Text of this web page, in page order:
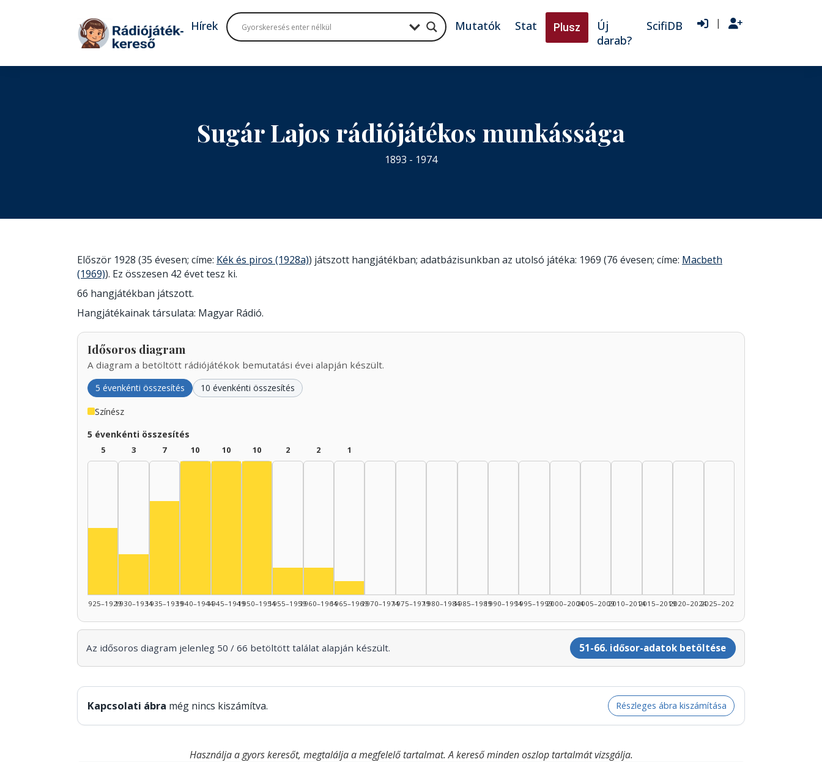
Tovább a tartalomhoz
Hírek Mutatók Stat Plusz
Új
darab?
ScifiDB |
Sugár Lajos rádiójátékos munkássága
1893 - 1974
Először 1928 (35 évesen; címe: Kék és piros (1928a)) játszott hangjátékban; adatbázisunkban az utolsó játéka: 1969 (76 évesen; címe: Macbeth
(1969)). Ez összesen 42 évet tesz ki.
66 hangjátékban játszott.
Hangjátékainak társulata: Magyar Rádió.
Idősoros diagram
A diagram a betöltött rádiójátékok bemutatási évei alapján készült.
5 évenkénti összesítés 10 évenkénti összesítés
Színész
5 évenkénti összesítés
5
1925–1929
3
1930–1934
7
1935–1939
10
1940–1944
10
1945–1949
10
1950–1954
2
1955–1959
2
1960–1964
1
Színész, 1965–1969: 1
1965–19691970–19741975–19791980–19841985–19891990–19941995–19992000–20042005–20092010–20142015–20192020–20242025–2026
Az idősoros diagram jelenleg 50 / 66 betöltött találat alapján készült. 51-66. idősor-adatok betöltése
Kapcsolati ábra még nincs kiszámítva. Részleges ábra kiszámítása
Használja a gyors keresőt, megtalálja a megfelelő tartalmat. A kereső minden oszlop tartalmát vizsgálja.